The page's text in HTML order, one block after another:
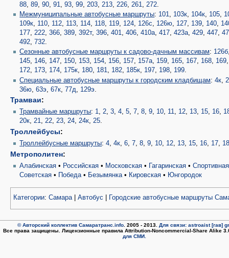
88,89,90,91,93,99,203,213,226,261,272.
Межмуниципальные автобусные маршруты: 101, 103к, 104к, 105,
109к, 110, 112, 113, 114, 118, 119, 124, 126с, 126ю, 127, 139, 140,
177,222,366,389,392т,396,401,406,410а,417,423а,429,447,
492, 732.
Сезонные автобусные маршруты к садово-дачным массивам: 126б
145, 146, 147, 150, 153, 154, 156, 157, 157а, 159, 165, 167, 168, 169
172, 173, 174, 175к, 180, 181, 182, 185к, 197, 198, 199.
Специальные автобусные маршруты к городским кладбищам:4к
36ю ,63э ,67к ,77д 129э
Трамваи:
Трамвайные маршруты: 1,2,3,4,5, 7,8,9, 10, 11, 12, 13, 15, 16,
20к,21,22,23,24,24к,25.
Троллейбусы:
Троллейбусные маршруты:4,4к,6, 7,8,9, 10, 12, 13, 15, 16, 17,
Метрополитен:
Алабинская • Российская • Московская • Гагаринская •Спортивная
Советская • Победа• Безымянка• Кировская • Юнгородок
Категории: Самара| Автобус Городские автобусные маршруты
© Авторский коллектив Самаратранс.info . 2005 - 2013. Для связи: astroaist [гав]
Все права защищены. Лицензионные правила Attribution-Noncommercial-Share Alike
для СМИ.